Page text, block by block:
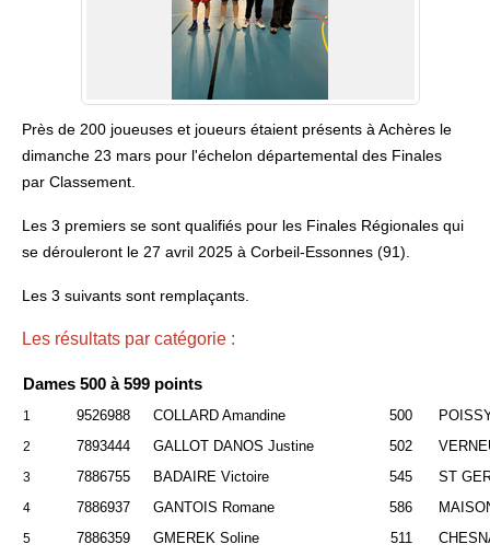
Près de 200 joueuses et joueurs étaient présents à Achères le
dimanche 23 mars pour l'échelon départemental des Finales
par Classement.
Les 3 premiers se sont qualifiés pour les Finales Régionales qui
se dérouleront le 27 avril 2025 à Corbeil-Essonnes (91).
Les 3 suivants sont remplaçants.
Les résultats par catégorie :
Dames 500 à 599 points
1 9526988 COLLARD Amandine 500
2 7893444 GALLOT DANOS Justine 502
3 7886755 BADAIRE Victoire 545 ST
4 7886937 GANTOIS Romane 586
5 7886359 GMEREK Soline 511